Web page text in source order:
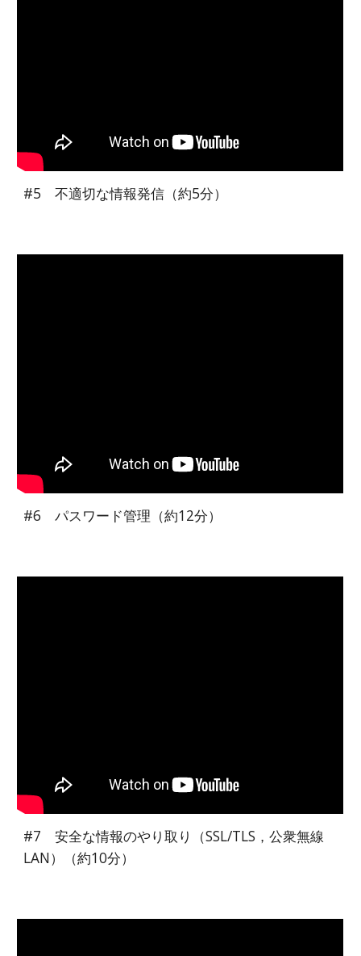
#5 不適切な情報発信 （約5分）
#6 パスワード管理（約12分）
#7 安全な情報のやり取り（SSL/TLS，公衆無線
LAN）（約10分）